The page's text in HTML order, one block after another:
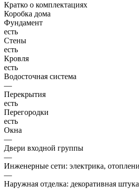
Кратко о комплектациях
Коробка дома
Фундамент
есть
Стены
есть
Кровля
есть
Водосточная система
—
Перекрытия
есть
Перегородки
есть
Окна
—
Двери входной группы
—
Инженерные сети: электрика,
—
Наружная отделка: декоративная